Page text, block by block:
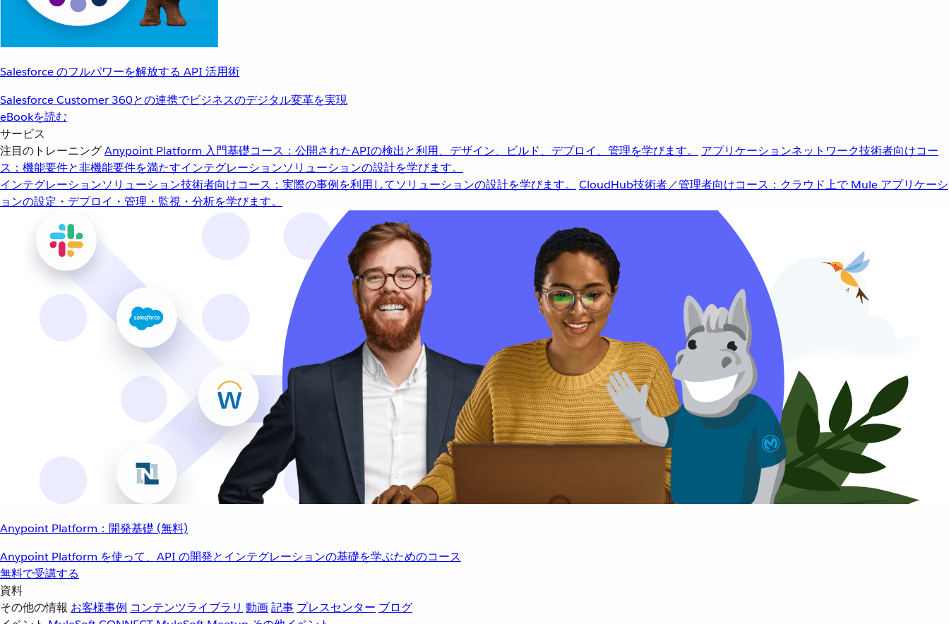
Salesforce のフルパワーを解放する API 活用術
Salesforce Customer 360との連携でビジネスのデジタル変革を実現
eBookを読む
サービス
注目のトレーニングAnypoint Platform 入門基礎コース：公開されたAPIの検出と利用、デザイン、ビルド、デプロイ、管理を学びます。 アプリケーションネットワーク技術者向けコー
ス：機能要件と非機能要件を満たすインテグレーションソリューションの設計を学びます。
インテグレーションソリューション技術者向けコース：実際の事例を利用してソリューションの設計を学びます。 CloudHub技術者／管理者向けコース：クラウド上で Mule アプリケーシ
ョンの設定・デプロイ・管理・監視・分析を学びます。
Anypoint Platform：開発基礎 (無料)
Anypoint Platform を使って、API の開発とインテグレーションの基礎を学ぶためのコース
無料で受講する
資料
その他の情報 お客様事例 コンテンツライブラリ 動画記事 プレスセンター ブログ